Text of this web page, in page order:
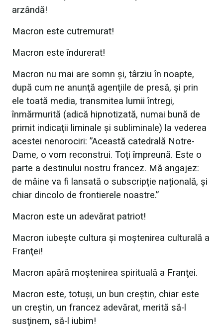
arzândă!
Macron este cutremurat!
Macron este îndurerat!
Macron nu mai are somn şi, târziu în noapte,
după cum ne anunţă agenţiile de presă, şi prin
ele toată media, transmitea lumii întregi,
înmărmurită (adică hipnotizată, numai bună de
primit indicaţii liminale şi subliminale) la vederea
acestei nenorociri: ”Această catedrală Notre-
Dame, o vom reconstrui. Toți împreună. Este o
parte a destinului nostru francez. Mă angajez:
de mâine va fi lansată o subscripție națională, și
chiar dincolo de frontierele noastre.”
Macron este un adevărat patriot!
Macron iubeşte cultura şi moştenirea culturală a
Franţei!
Macron apără moştenirea spirituală a Franţei.
Macron este, totuşi, un bun creştin, chiar este
un creştin, un francez adevărat, merită să-l
susţinem, să-l iubim!